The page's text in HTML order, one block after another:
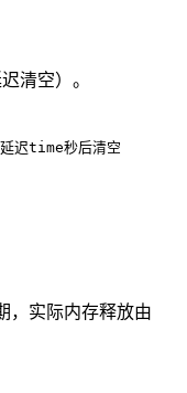
清空）。
time秒后清空
，实际内存释放由